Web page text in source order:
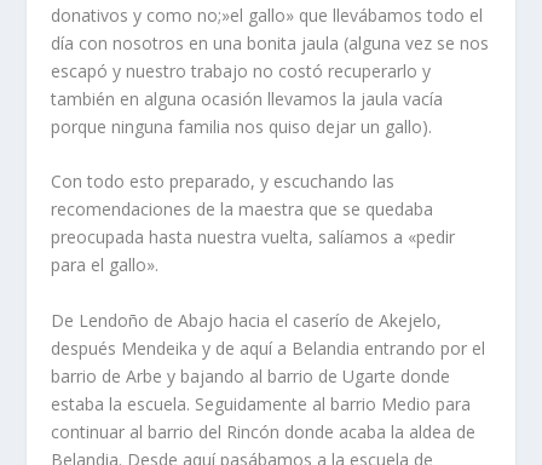
donativos y como no;»el gallo» que llevábamos todo el
dí­a con nosotros en una bonita jaula (alguna vez se nos
escapó y nuestro trabajo no costó recuperarlo y
también en alguna ocasión llevamos la jaula vací­a
porque ninguna familia nos quiso dejar un gallo).
Con todo esto preparado, y escuchando las
recomendaciones de la maestra que se quedaba
preocu­pada hasta nuestra vuelta, salí­amos a «pedir
para el gallo».
De Lendoño de Abajo hacia el caserí­o de Akejelo,
después Mendeika y de aquí­ a Belandia entrando por el
barrio de Arbe y bajando al barrio de Ugarte donde
estaba la escue­la. Seguidamente al barrio Medio para
continuar al barrio del Rincón donde acaba la aldea de
Belandia. Desde aquí­ pasábamos a la escuela de